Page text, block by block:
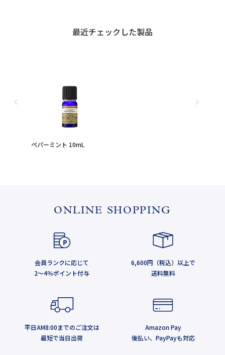
最近チェックした製品
ペパーミント 10mL
ONLINE SHOPPING
会員ランクに応じて
2～4％ポイント付与
6,600円（税込）以上で
送料無料
平日AM8:00までのご注文は
最短で当日出荷
Amazon Pay
後払い、PayPayも対応